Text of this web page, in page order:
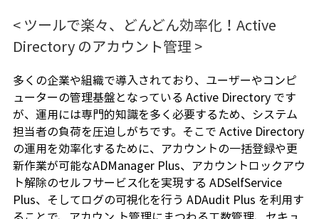
< ツールで楽々、どんどん効率化！Active
Directory のアカウント管理 >
多くの企業や組織で導入されており、ユーザーやコンピ
ューターの管理基盤となっている Active Directory です
が、運用には専門的知識を多く必要するため、システム
担当者の負荷を圧迫しがちです。そこで Active Directory
の運用を効率化するために、アカウントの一括登録や更
新作業が可能なADManager Plus、アカウントロックアウ
ト解除のセルフサービス化を実現する ADSelfService
Plus、そしてログの可視化を行う ADAudit Plus を利用す